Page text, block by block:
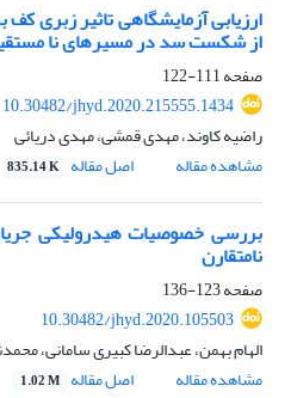
ارزیابی آزمایشگاهی تاثیر زبری
از شکست سد در مسیر‌های نا
صفحه111-122
10.30482/jhyd.2020.215555.1434
راضیه کاوند، مهدی قمشی، مهدی دریائی
مشاهده مقاله
اصل مقاله 835.14 K
بررسی خصوصیات هیدرولیکی
نامتقارن
صفحه123-136
10.30482/jhyd.2020.105503
الهام بهمن، عبدالرضا کبیری سامانی،
مشاهده مقاله
اصل مقاله 1.02 M